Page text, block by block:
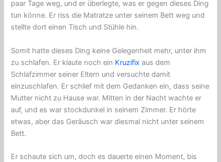
paar Tage weg, und er überlegte, was er gegen dieses Ding
tun könne. Er riss die Matratze unter seinem Bett weg und
stellte dort einen Tisch und Stühle hin.
Somit hatte dieses Ding keine Gelegenheit mehr, unter ihm
zu schlafen. Er klaute noch ein Kruzifix aus dem
Schlafzimmer seiner Eltern und versuchte damit
einzuschlafen. Er schlief mit dem Gedanken ein, dass seine
Mutter nicht zu Hause war. Mitten in der Nacht wachte er
auf, und es war stockdunkel in seinem Zimmer. Er hörte
etwas, aber das Geräusch war diesmal nicht unter seinem
Bett.
Er schaute sich um, doch es dauerte einen Moment, bis